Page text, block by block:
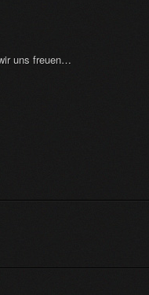
uns freuen…